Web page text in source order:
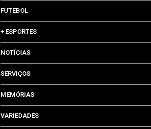
FUTEBOL
+ ESPORTES
NOTÍCIAS
SERVIÇOS
MEMÓRIAS
VARIEDADES